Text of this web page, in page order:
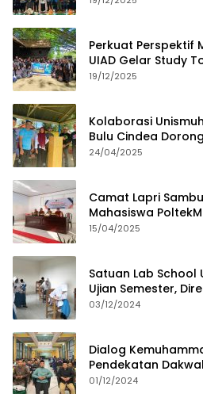
Perkuat Perspektif
UIAD Gelar Study
19/12/2025
Kolaborasi
Bulu Cindea
24/04/2025
Camat Lapri
Mahasiswa
15/04/2025
Satuan Lab School
Ujian Semester,
Proses Pembelajaran
03/12/2024
Dialog
Pendekatan
01/12/2024